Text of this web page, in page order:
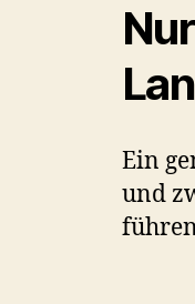
Ein
und